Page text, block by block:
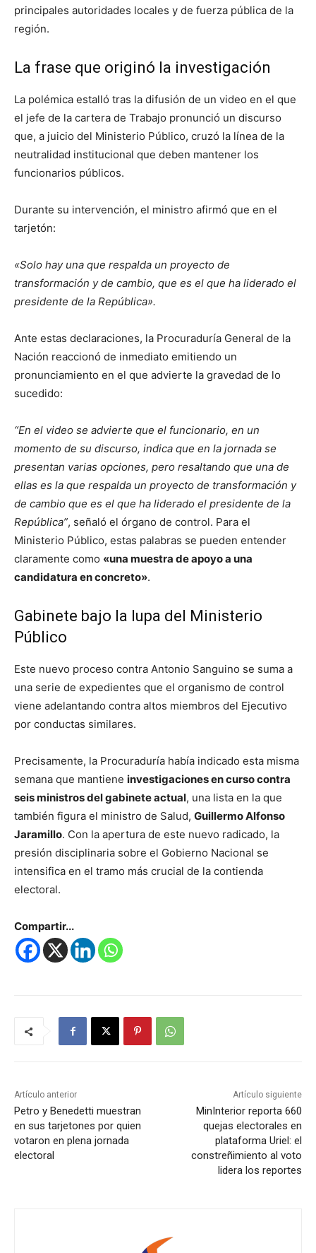
principales autoridades locales y de fuerza pública de la
región.
La frase que originó la investigación
La polémica estalló tras la difusión de un video en el que
el jefe de la cartera de Trabajo pronunció un discurso
que, a juicio del Ministerio Público, cruzó la línea de la
neutralidad institucional que deben mantener los
funcionarios públicos.
Durante su intervención, el ministro afirmó que en el
tarjetón:
«Solo hay una que respalda un proyecto de
transformación y de cambio, que es el que ha liderado el
presidente de la República».
Ante estas declaraciones, la Procuraduría General de la
Nación reaccionó de inmediato emitiendo un
pronunciamiento en el que advierte la gravedad de lo
sucedido:
“En el video se advierte que el funcionario, en un
momento de su discurso, indica que en la jornada se
presentan varias opciones, pero resaltando que una de
ellas es la que respalda un proyecto de transformación y
de cambio que es el que ha liderado el presidente de la
República”, señaló el órgano de control. Para el
Ministerio Público, estas palabras se pueden entender
claramente como «una muestra de apoyo a una
candidatura en concreto».
Gabinete bajo la lupa del Ministerio
Público
Este nuevo proceso contra Antonio Sanguino se suma a
una serie de expedientes que el organismo de control
viene adelantando contra altos miembros del Ejecutivo
por conductas similares.
Precisamente, la Procuraduría había indicado esta misma
semana que mantiene investigaciones en curso contra
seis ministros del gabinete actual, una lista en la que
también figura el ministro de Salud, Guillermo Alfonso
Jaramillo. Con la apertura de este nuevo radicado, la
presión disciplinaria sobre el Gobierno Nacional se
intensifica en el tramo más crucial de la contienda
electoral.
Compartir...
Artículo anterior
Petro y Benedetti muestran
en sus tarjetones por quien
votaron en plena jornada
electoral
Artículo siguiente
MinInterior reporta 660
quejas electorales en
plataforma Uriel: el
constreñimiento al voto
lidera los reportes